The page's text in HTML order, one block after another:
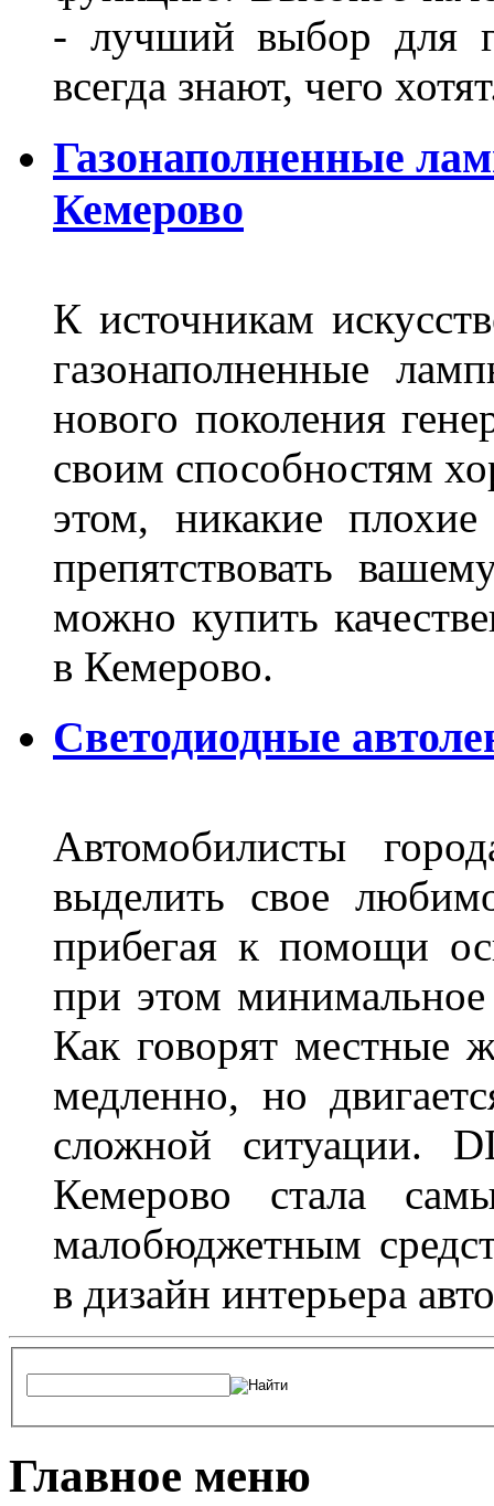
- лучший выбор для
всегда знают, чего
Газонаполненные
Кемерово
К источникам
газонаполненные
нового поколения
своим способностям
этом, никакие
препятствовать
можно купить
в Кемерово.
Светодиодные
Автомобилисты
выделить свое
прибегая к помощи
при этом минимальное
Как говорят местные
медленно, но
сложной ситуации.
Кемерово стала
малобюджетным
в дизайн интерьера
Главное меню